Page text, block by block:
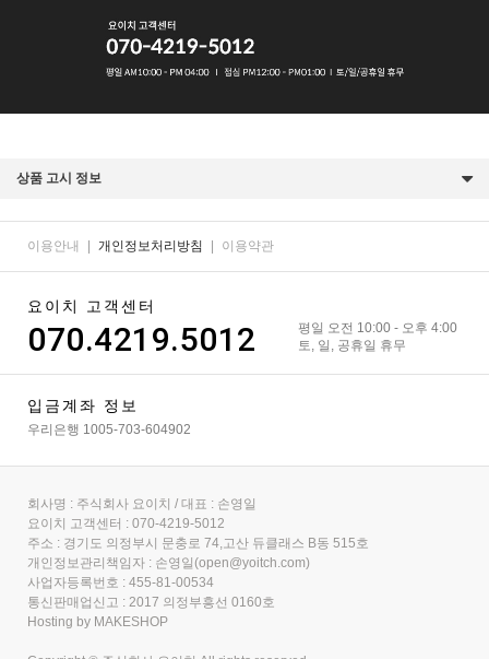
상품 고시 정보
이용안내 | 개인정보처리방침 | 이용약관
요이치 고객센터
070.4219.5012
평일 오전 10:00 - 오후 4:00
토, 일, 공휴일 휴무
입금계좌 정보
우리은행 1005-703-604902
회사명 : 주식회사 요이치 / 대표 : 손영일
요이치 고객센터 : 070-4219-5012
주소 : 경기도 의정부시 문충로 74,고산 듀클래스 B동 515호
개인정보관리책임자 : 손영일(open@yoitch.com)
사업자등록번호 : 455-81-00534
통신판매업신고 : 2017 의정부흥선 0160호
Hosting by MAKESHOP